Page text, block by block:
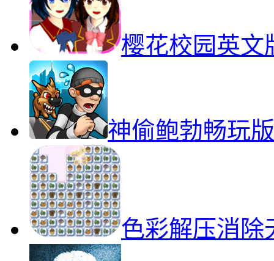
樱花校园英文
神偷鲍勃畅玩
色彩解压消除